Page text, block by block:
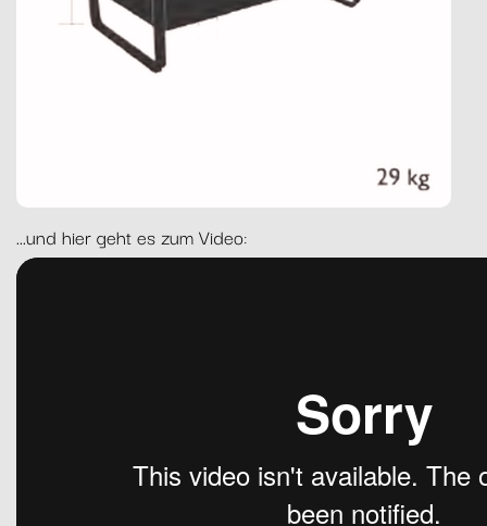
...und hier geht es zum Video: